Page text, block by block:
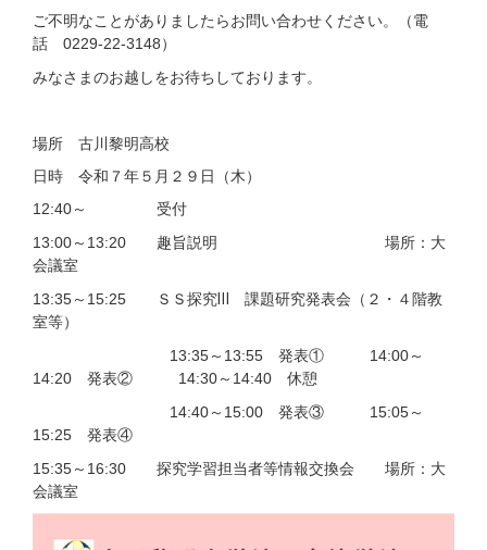
ご不明なことがありましたらお問い合わせください。（電
話 0229-22-3148）
みなさまのお越しをお待ちしております。
場所 古川黎明高校
日時 令和７年５月２９日（木）
12:40～ 受付
13:00～13:20 趣旨説明 場所：大
会議室
13:35～15:25 ＳＳ探究Ⅲ 課題研究発表会（２・４階教
室等）
13:35～13:55 発表① 14:00～
14:20 発表② 14:30～14:40 休憩
14:40～15:00 発表③ 15:05～
15:25 発表④
15:35～16:30 探究学習担当者等情報交換会 場所：大
会議室